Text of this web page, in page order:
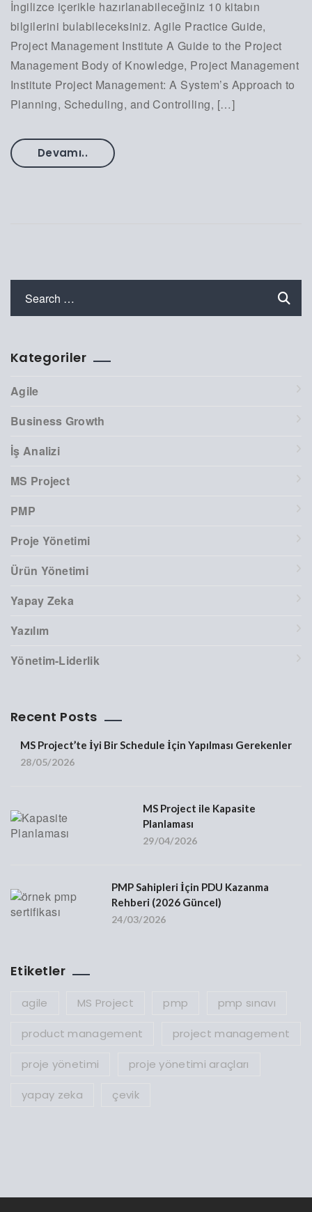
İngilizce içerikle hazırlanabileceğiniz 10 kitabın
bilgilerini bulabileceksiniz. Agile Practice Guide,
Project Management Institute A Guide to the Project
Management Body of Knowledge, Project Management
Institute Project Management: A System’s Approach to
Planning, Scheduling, and Controlling, […]
Devamı..
Kategoriler
Agile
Business Growth
İş Analizi
MS Project
PMP
Proje Yönetimi
Ürün Yönetimi
Yapay Zeka
Yazılım
Yönetim-Liderlik
Recent Posts
MS Project’te İyi Bir Schedule İçin Yapılması Gerekenler
28/05/2026
MS Project ile Kapasite
Planlaması
29/04/2026
PMP Sahipleri İçin PDU Kazanma
Rehberi (2026 Güncel)
24/03/2026
Etiketler
agile MS Project pmp pmp sınavı
product management project management
proje yönetimi proje yönetimi araçları
yapay zeka çevik